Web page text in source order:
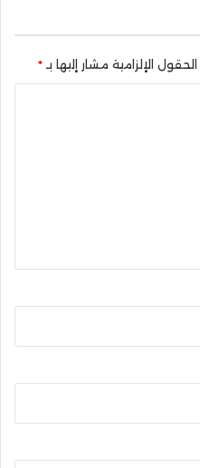
الحقول الإلزامية مشار إليها بـ*